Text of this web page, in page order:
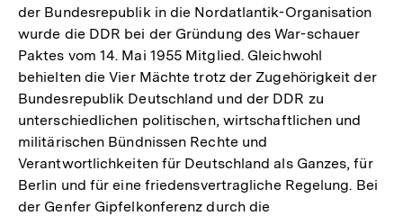
der Bundesrepublik in die Nordatlantik-Organisation
wurde die DDR bei der Gründung des War-schauer
Paktes vom 14. Mai 1955 Mitglied. Gleichwohl
behielten die Vier Mächte trotz der Zugehörigkeit der
Bundesrepublik Deutschland und der DDR zu
unterschiedlichen politischen, wirtschaftlichen und
militärischen Bündnissen Rechte und
Verantwortlichkeiten für Deutschland als Ganzes, für
Berlin und für eine friedensvertragliche Regelung. Bei
der Genfer Gipfelkonferenz durch die